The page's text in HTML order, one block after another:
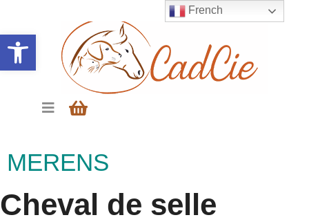
Ouvrir la barre d’outils
MERENS
Cheval de selle
French